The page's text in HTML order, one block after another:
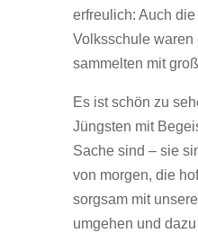
erfreulich: Auch
Volksschule waren
sammelten mit
Es ist schön zu
Jüngsten mit
Sache sind – sie
von morgen, die
sorgsam mit
umgehen und